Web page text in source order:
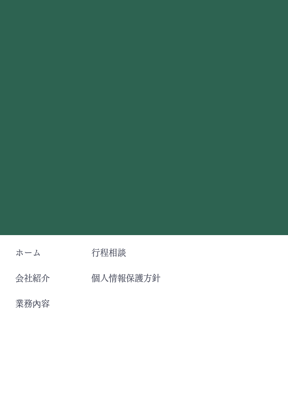
ホーム
会社紹介
業務內容
行程相談
個人情報保護方針